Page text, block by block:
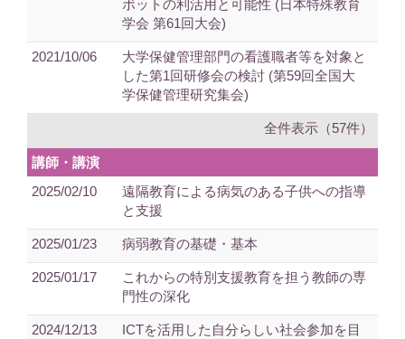
ボットの利活用と可能性 (日本特殊教育
学会 第61回大会)
2021/10/06
大学保健管理部門の看護職者等を対象と
した第1回研修会の検討 (第59回全国大
学保健管理研究集会)
全件表示（57件）
講師・講演
2025/02/10
遠隔教育による病気のある子供への指導
と支援
2025/01/23 病弱教育の基礎・基本
2025/01/17
これからの特別支援教育を担う教師の専
門性の深化
2024/12/13
ICTを活用した自分らしい社会参加を目